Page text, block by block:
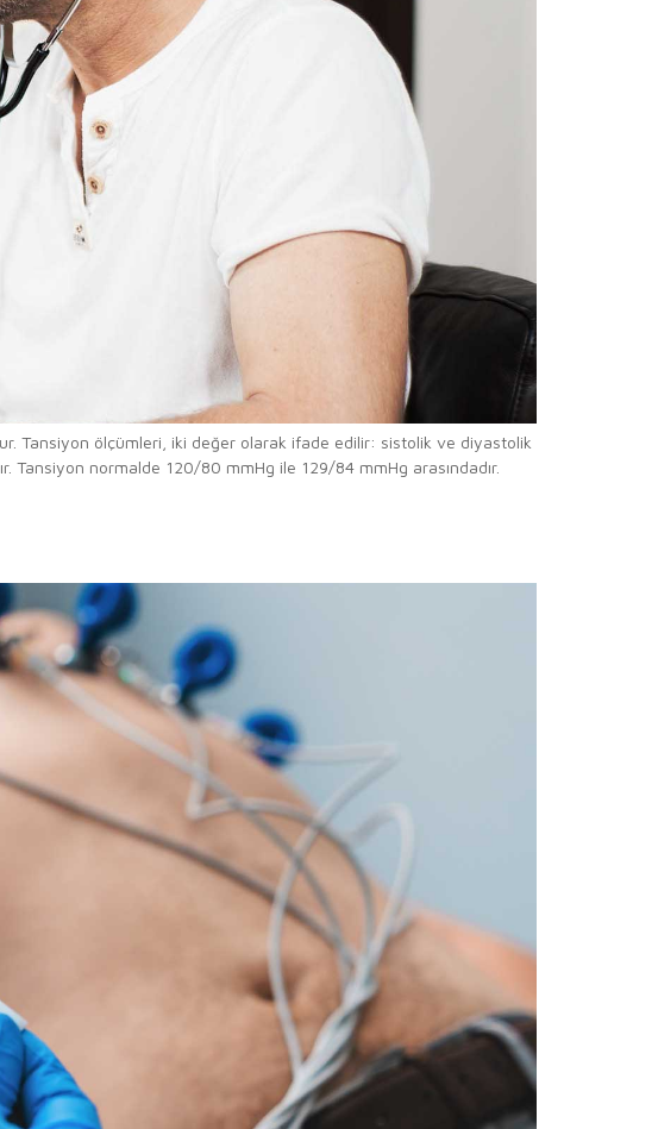
Tansiyon ölçümleri, iki değer olarak ifade edilir: sistolik ve diyastolik
Tansiyon normalde 120/80 mmHg ile 129/84 mmHg arasındadır.